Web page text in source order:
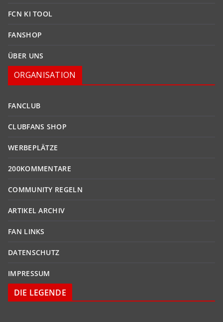
FCN KI TOOL
FANSHOP
ÜBER UNS
ORGANISATION
FANCLUB
CLUBFANS SHOP
WERBEPLÄTZE
200KOMMENTARE
COMMUNITY REGELN
ARTIKEL ARCHIV
FAN LINKS
DATENSCHUTZ
IMPRESSUM
DIE LEGENDE